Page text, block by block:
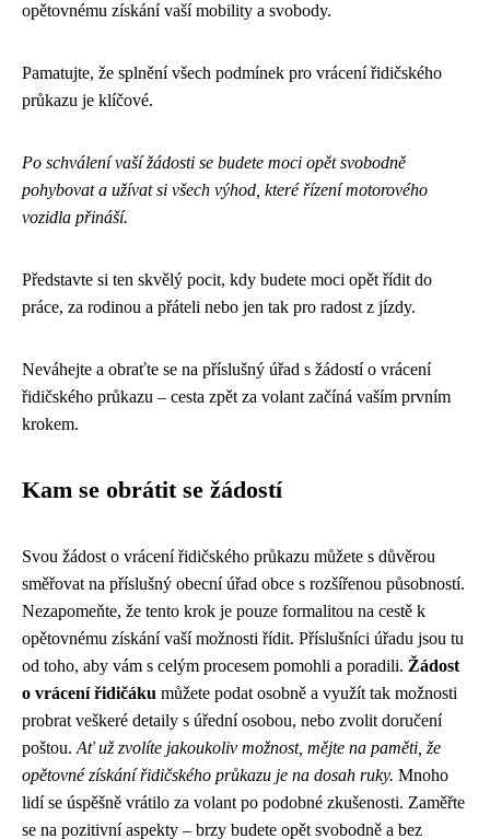
opětovnému získání vaší mobility a svobody.
Pamatujte, že splnění všech podmínek pro vrácení řidičského
průkazu je klíčové.
Po schválení vaší žádosti se budete moci opět svobodně
pohybovat a užívat si všech výhod, které řízení motorového
vozidla přináší.
Představte si ten skvělý pocit, kdy budete moci opět řídit do
práce, za rodinou a přáteli nebo jen tak pro radost z jízdy.
Neváhejte a obraťte se na příslušný úřad s žádostí o vrácení
řidičského průkazu – cesta zpět za volant začíná vaším prvním
krokem.
Kam se obrátit se žádostí
Svou žádost o vrácení řidičského průkazu můžete s důvěrou
směřovat na příslušný obecní úřad obce s rozšířenou působností.
Nezapomeňte, že tento krok je pouze formalitou na cestě k
opětovnému získání vaší možnosti řídit. Příslušníci úřadu jsou tu
od toho, aby vám s celým procesem pomohli a poradili. Žádost
o vrácení řidičáku můžete podat osobně a využít tak možnosti
probrat veškeré detaily s úřední osobou, nebo zvolit doručení
poštou. Ať už zvolíte jakoukoliv možnost, mějte na paměti, že
opětovné získání řidičského průkazu je na dosah ruky. Mnoho
lidí se úspěšně vrátilo za volant po podobné zkušenosti. Zaměřte
se na pozitivní aspekty – brzy budete opět svobodně a bez